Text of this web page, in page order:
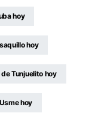
hoy
hoy
Tunjuelito hoy
hoy